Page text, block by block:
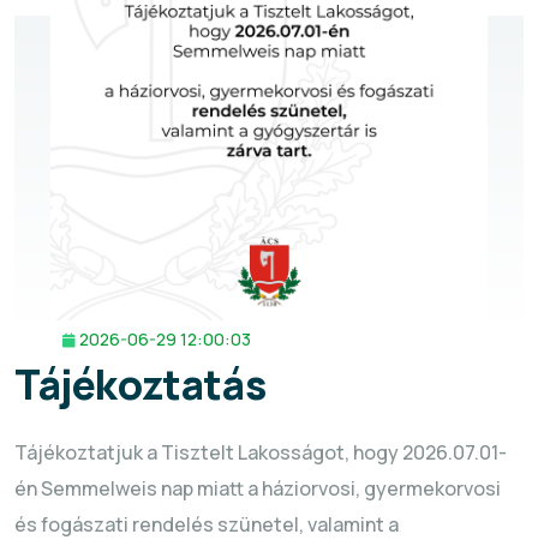
2026-06-29 12:00:03
Tájékoztatás
Tájékoztatjuk a Tisztelt Lakosságot, hogy 2026.07.01-
én Semmelweis nap miatt a háziorvosi, gyermekorvosi
és fogászati rendelés szünetel, valamint a